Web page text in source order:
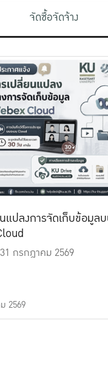
จัดซื้อจัดจ้าง
แปลงการจัดเก็บข้อมูล
กรกฎาคม 2569
2569